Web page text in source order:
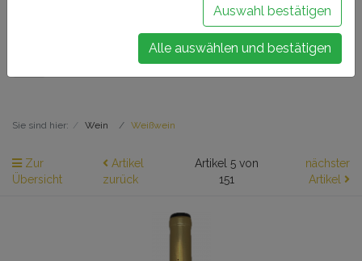
Buchen Sie Ihr Weinseminar!
Sie sind hier: Wein Weißwein
Zur
Übersicht
Artikel
zurück
Artikel 5 von
151
nächster
Artikel
Auswahl bestätigen
Alle auswählen und bestätigen